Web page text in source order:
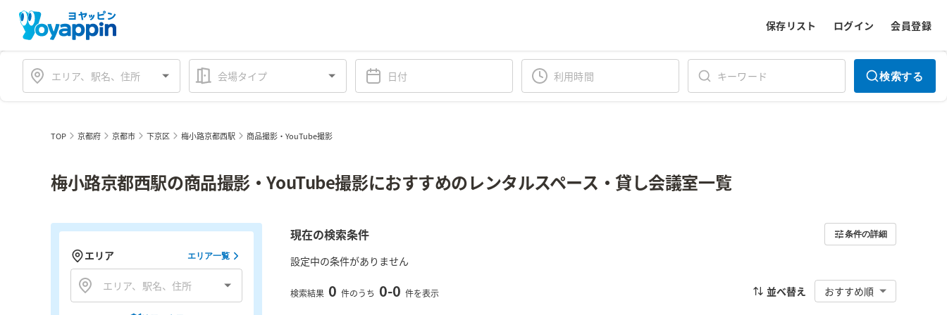
保存リスト ログイン 会員登録
会場タイプ 検索する
TOP 京都府 京都市 下京区 梅小路京都西駅 商品撮影・YouTube撮影
梅小路京都西駅の商品撮影・YouTube撮影におすすめのレンタルスペース・貸し会議室一覧
現在の検索条件 条件の詳細
設定中の条件がありません
検索結果 0 件のうち 0-0 件を表示 並べ替え おすすめ順
エリア エリア一覧